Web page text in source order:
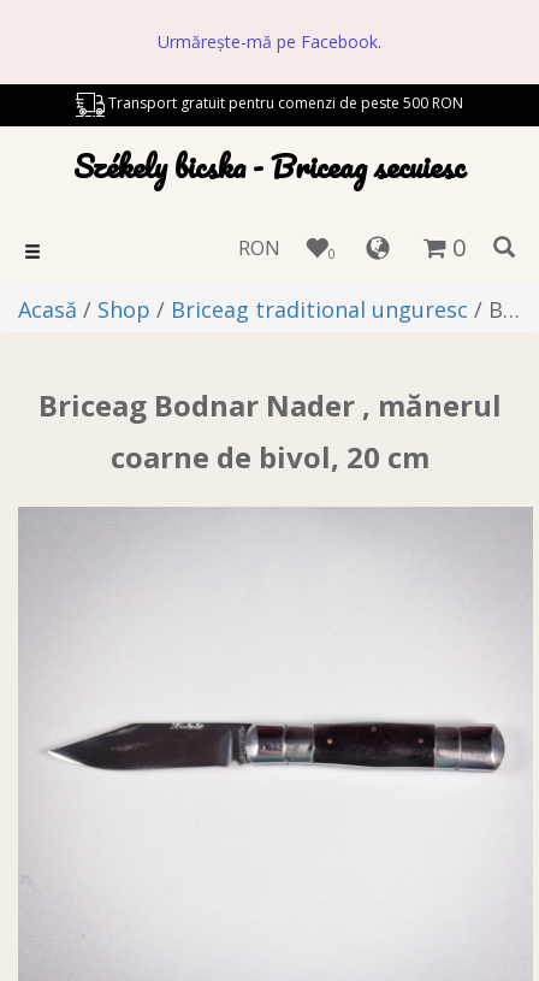
Urmărește-mă pe Facebook.
Transport gratuit pentru comenzi de peste 500 RON
Székely bicska - Briceag secuiesc
Toggle
0
0
RON
Acasă / Shop / Briceag traditional unguresc / Briceag Bodnar Nader , mănerul coarne de bivol, 20 cm
Briceag Bodnar Nader , mănerul
coarne de bivol, 20 cm